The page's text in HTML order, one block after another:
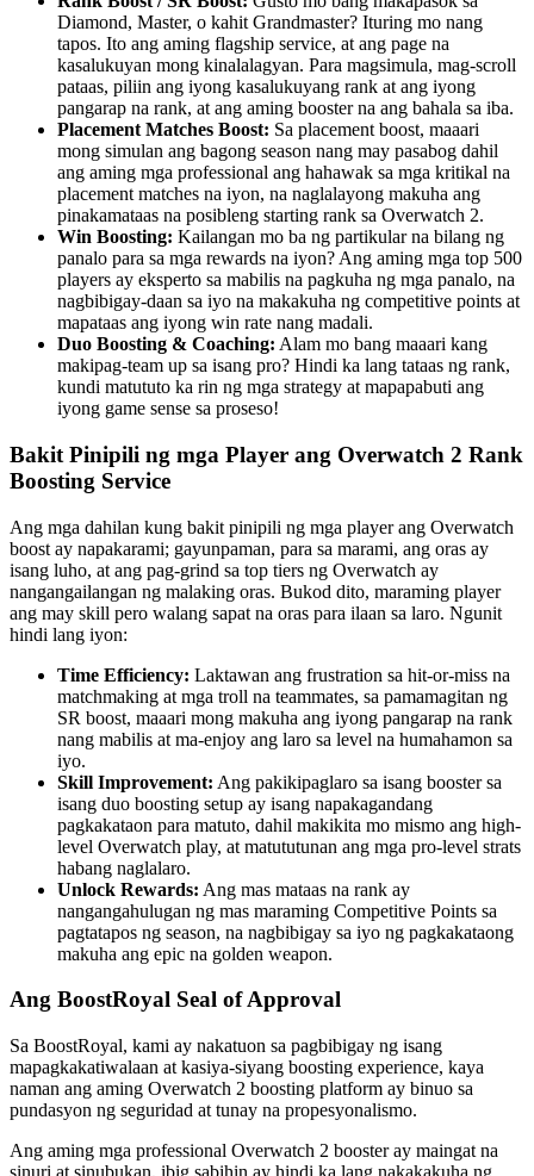
Diamond, Master, o kahit Grandmaster? Ituring mo nang
tapos. Ito ang aming flagship service, at ang page na
kasalukuyan mong kinalalagyan. Para magsimula, mag-scroll
pataas, piliin ang iyong kasalukuyang rank at ang iyong
pangarap na rank, at ang aming booster na ang bahala sa iba.
Placement Matches Boost: Sa placement boost, maaari
mong simulan ang bagong season nang may pasabog dahil
ang aming mga professional ang hahawak sa mga kritikal na
placement matches na iyon, na naglalayong makuha ang
pinakamataas na posibleng starting rank sa Overwatch 2.
Win Boosting: Kailangan mo ba ng partikular na bilang ng
panalo para sa mga rewards na iyon? Ang aming mga top 500
players ay eksperto sa mabilis na pagkuha ng mga panalo, na
nagbibigay-daan sa iyo na makakuha ng competitive points at
mapataas ang iyong win rate nang madali.
Duo Boosting & Coaching: Alam mo bang maaari kang
makipag-team up sa isang pro? Hindi ka lang tataas ng rank,
kundi matututo ka rin ng mga strategy at mapapabuti ang
iyong game sense sa proseso!
Bakit Pinipili ng mga Player ang Overwatch 2 Rank
Boosting Service
Ang mga dahilan kung bakit pinipili ng mga player ang Overwatch
boost ay napakarami; gayunpaman, para sa marami, ang oras ay
isang luho, at ang pag-grind sa top tiers ng Overwatch ay
nangangailangan ng malaking oras. Bukod dito, maraming player
ang may skill pero walang sapat na oras para ilaan sa laro. Ngunit
hindi lang iyon:
Time Efficiency: Laktawan ang frustration sa hit-or-miss na
matchmaking at mga troll na teammates, sa pamamagitan ng
SR boost, maaari mong makuha ang iyong pangarap na rank
nang mabilis at ma-enjoy ang laro sa level na humahamon sa
iyo.
Skill Improvement: Ang pakikipaglaro sa isang booster sa
isang duo boosting setup ay isang napakagandang
pagkakataon para matuto, dahil makikita mo mismo ang high-
level Overwatch play, at matututunan ang mga pro-level strats
habang naglalaro.
Unlock Rewards: Ang mas mataas na rank ay
nangangahulugan ng mas maraming Competitive Points sa
pagtatapos ng season, na nagbibigay sa iyo ng pagkakataong
makuha ang epic na golden weapon.
Ang BoostRoyal Seal of Approval
Sa BoostRoyal, kami ay nakatuon sa pagbibigay ng isang
mapagkakatiwalaan at kasiya-siyang boosting experience, kaya
naman ang aming Overwatch 2 boosting platform ay binuo sa
pundasyon ng seguridad at tunay na propesyonalismo.
Ang aming mga professional Overwatch 2 booster ay maingat na
sinuri at sinubukan, ibig sabihin ay hindi ka lang nakakakuha ng